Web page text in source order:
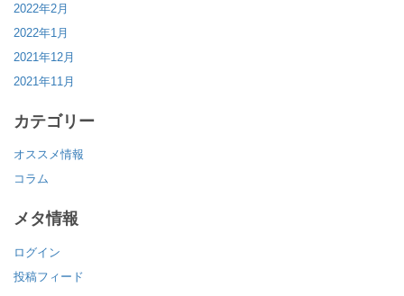
2022年2月
2022年1月
2021年12月
2021年11月
カテゴリー
オススメ情報
コラム
メタ情報
ログイン
投稿フィード